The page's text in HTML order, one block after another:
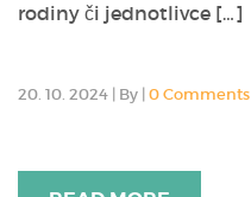
rodiny či jednotlivce […]
20. 10. 2024 | By | 0 Comments